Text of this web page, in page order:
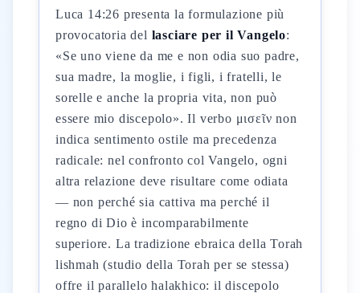
Luca 14:26 presenta la formulazione più
provocatoria del lasciare per il Vangelo:
«Se uno viene da me e non odia suo padre,
sua madre, la moglie, i figli, i fratelli, le
sorelle e anche la propria vita, non può
essere mio discepolo». Il verbo μισεῖν non
indica sentimento ostile ma precedenza
radicale: nel confronto col Vangelo, ogni
altra relazione deve risultare come odiata
— non perché sia cattiva ma perché il
regno di Dio è incomparabilmente
superiore. La tradizione ebraica della Torah
lishmah (studio della Torah per se stessa)
offre il parallelo halakhico: il discepolo